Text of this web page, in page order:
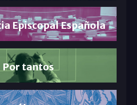
Episcopal Española
Por tantos